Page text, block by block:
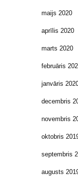
maijs 2020
aprīlis 2020
marts 2020
februāris
janvāris
decembris
novembris
oktobris
septembris
augusts